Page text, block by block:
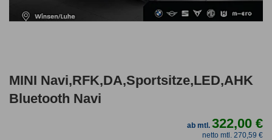
MINI Navi,RFK,DA,Sportsitze,LED,AHK
Bluetooth Navi
ab mtl.322,00 €
netto mtl. 270,59 €